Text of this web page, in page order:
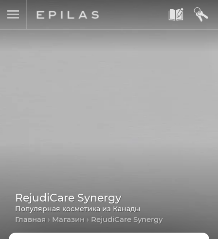
A B
RejudiCare Synergy
Популярная косметика из Канады
Главная › Магазин › RejudiCare Synergy